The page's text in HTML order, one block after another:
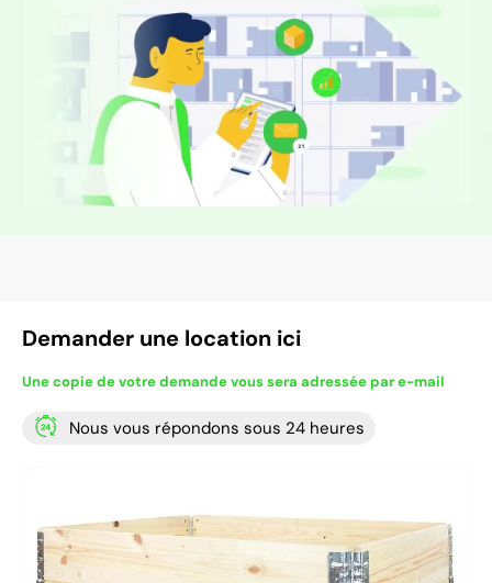
Demander une location ici
Une copie de votre demande vous sera adressée par e-mail
Nous vous répondons sous 24 heures